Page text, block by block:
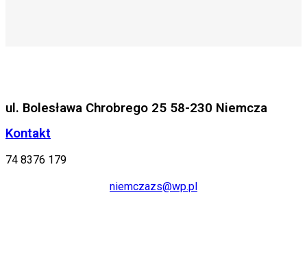
ul. Bolesława Chrobrego 25 58-230 Niemcza
Kontakt
74 8376 179
niemczazs@wp.pl